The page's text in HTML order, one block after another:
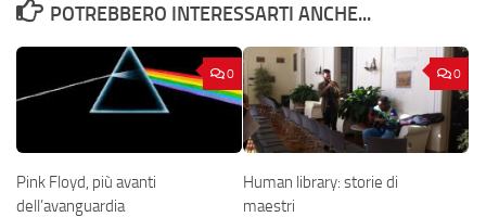
POTREBBERO INTERESSARTI ANCHE...
0
Pink Floyd, più avanti
dell’avanguardia
0
Human library: storie di
maestri